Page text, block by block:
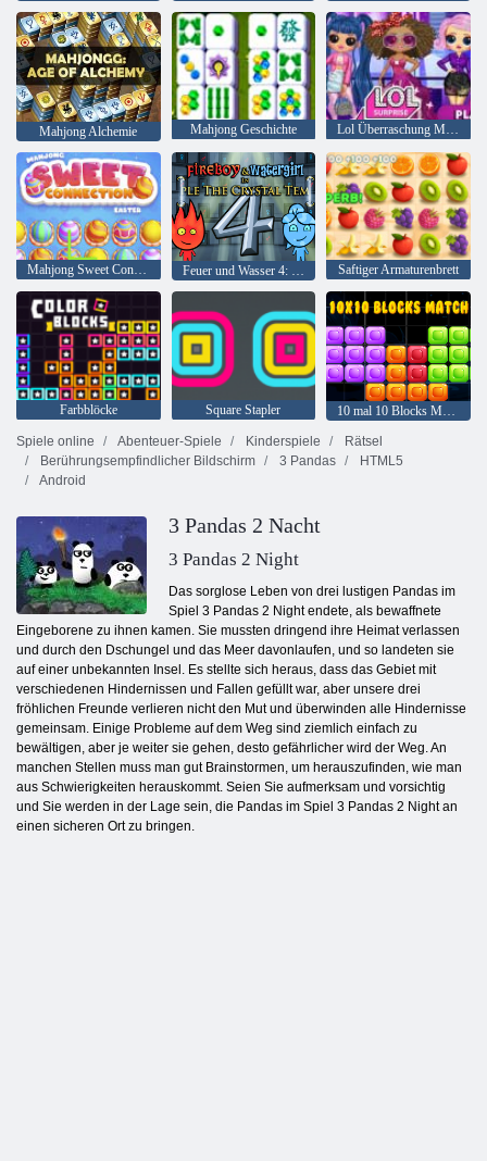
Mahjong Alchemie Mahjong Geschichte Lol Überraschung Millennials
Mahjong Sweet Connection Ostern Feuer und Wasser 4: Kristalltempel Saftiger Armaturenbrett
Farbblöcke Square Stapler
10 mal 10 Blocks Match
Spiele online
Abenteuer-Spiele Kinderspiele
Rätsel
Berührungsempfindlicher Bildschirm
3 Pandas
HTML5
Android
3 Pandas 2 Nacht
3 Pandas 2 Night
Das sorglose Leben von drei lustigen Pandas im
Spiel 3 Pandas 2 Night endete, als bewaffnete
Eingeborene zu ihnen kamen. Sie mussten dringend ihre Heimat verlassen
und durch den Dschungel und das Meer davonlaufen, und so landeten sie
auf einer unbekannten Insel. Es stellte sich heraus, dass das Gebiet mit
verschiedenen Hindernissen und Fallen gefüllt war, aber unsere drei
fröhlichen Freunde verlieren nicht den Mut und überwinden alle Hindernisse
gemeinsam. Einige Probleme auf dem Weg sind ziemlich einfach zu
bewältigen, aber je weiter sie gehen, desto gefährlicher wird der Weg. An
manchen Stellen muss man gut Brainstormen, um herauszufinden, wie man
aus Schwierigkeiten herauskommt. Seien Sie aufmerksam und vorsichtig
und Sie werden in der Lage sein, die Pandas im Spiel 3 Pandas 2 Night an
einen sicheren Ort zu bringen.